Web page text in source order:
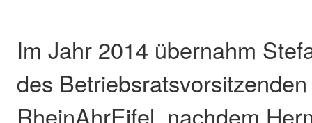
Im Jahr 2014 übernahm
des
RheinAhrEifel, nachdem